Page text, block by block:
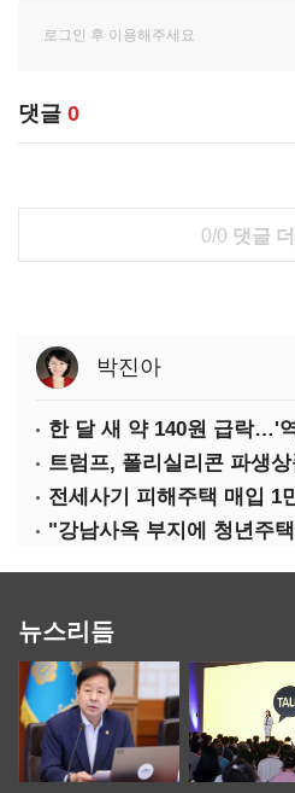
댓글 0
0/0 댓글 더
박진아
"강남사옥 부지에 청년주
뉴스리듬